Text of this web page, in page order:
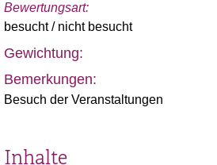
Bewertungsart:
besucht / nicht besucht
Gewichtung:
Bemerkungen:
Besuch der Veranstaltungen
Inhalte